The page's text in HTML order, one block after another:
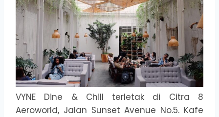
VYNE Dine & Chill terletak di Citra 8
Aeroworld, Jalan Sunset Avenue No.5. Kafe